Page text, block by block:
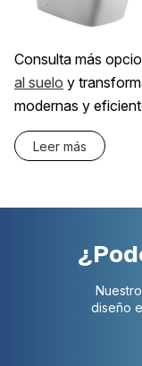
Consulta más
al suelo y
modernas y
Leer más
diseño